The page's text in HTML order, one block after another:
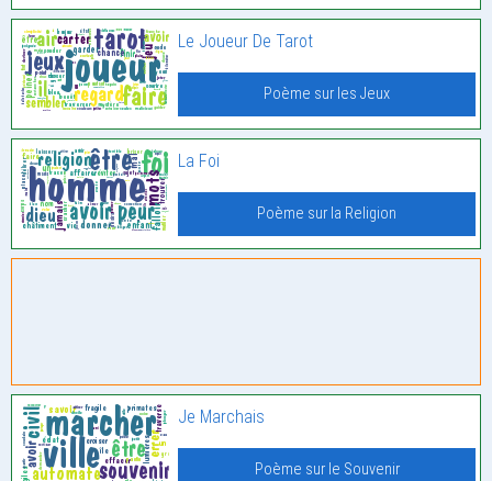
Le Joueur De Tarot
Poème sur les Jeux
La Foi
Poème sur la Religion
Je Marchais
Poème sur le Souvenir